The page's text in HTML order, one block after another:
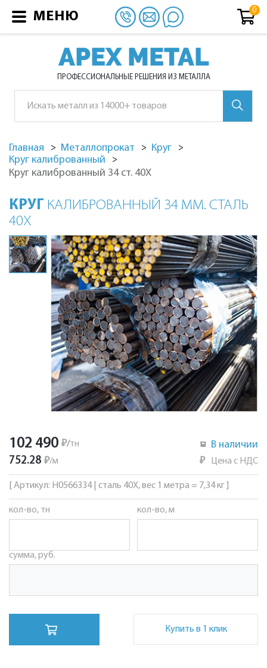
APEX METAL
ПРОФЕССИОНАЛЬНЫЕ РЕШЕНИЯ ИЗ МЕТАЛЛА
Главная Металлопрокат
Круг
Круг калиброванный
Круг калиброванный 34 ст. 40Х
КРУГ КАЛИБРОВАННЫЙ 34 ММ. СТАЛЬ
40Х
102 490 ₽/тн
752.28 ₽/м
В наличии
₽ Цена с НДС
[ Артикул: Н0566334 | сталь 40Х, вес 1 метра = 7,34 кг ]
кол-во, тн кол-во, м
сумма, руб.
Купить в 1 клик
МЕНЮ